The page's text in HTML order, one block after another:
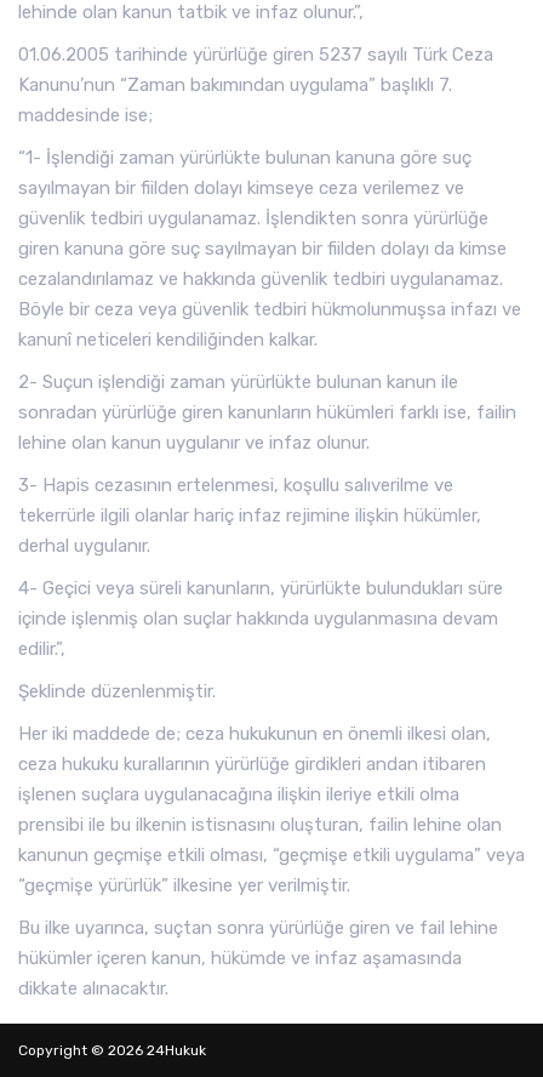
lehinde olan kanun tatbik ve infaz olunur.”,
01.06.2005 tarihinde yürürlüğe giren 5237 sayılı Türk Ceza
Kanunu’nun “Zaman bakımından uygulama” başlıklı 7.
maddesinde ise;
“1- İşlendiği zaman yürürlükte bulunan kanuna göre suç
sayılmayan bir fiilden dolayı kimseye ceza verilemez ve
güvenlik tedbiri uygulanamaz. İşlendikten sonra yürürlüğe
giren kanuna göre suç sayılmayan bir fiilden dolayı da kimse
cezalandırılamaz ve hakkında güvenlik tedbiri uygulanamaz.
Böyle bir ceza veya güvenlik tedbiri hükmolunmuşsa infazı ve
kanunî neticeleri kendiliğinden kalkar.
2- Suçun işlendiği zaman yürürlükte bulunan kanun ile
sonradan yürürlüğe giren kanunların hükümleri farklı ise, failin
lehine olan kanun uygulanır ve infaz olunur.
3- Hapis cezasının ertelenmesi, koşullu salıverilme ve
tekerrürle ilgili olanlar hariç infaz rejimine ilişkin hükümler,
derhal uygulanır.
4- Geçici veya süreli kanunların, yürürlükte bulundukları süre
içinde işlenmiş olan suçlar hakkında uygulanmasına devam
edilir.”,
Şeklinde düzenlenmiştir.
Her iki maddede de; ceza hukukunun en önemli ilkesi olan,
ceza hukuku kurallarının yürürlüğe girdikleri andan itibaren
işlenen suçlara uygulanacağına ilişkin ileriye etkili olma
prensibi ile bu ilkenin istisnasını oluşturan, failin lehine olan
kanunun geçmişe etkili olması, “geçmişe etkili uygulama” veya
“geçmişe yürürlük” ilkesine yer verilmiştir.
Bu ilke uyarınca, suçtan sonra yürürlüğe giren ve fail lehine
hükümler içeren kanun, hükümde ve infaz aşamasında
dikkate alınacaktır.
Gerek öğretide gerekse yargısal kararlarda; “Adli para cezasını
öngören kanunun, hapis cezasını kabul eden kanuna göre”,
Copyright © 2026 24Hukuk